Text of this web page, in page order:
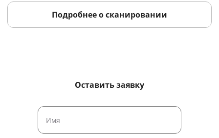
Подробнее о сканировании
Оставить заявку